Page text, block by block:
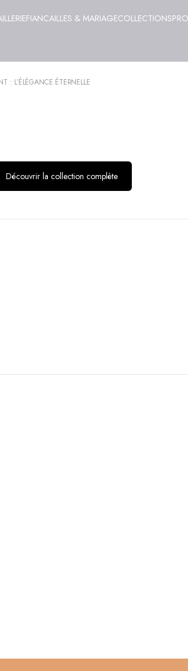
FIANCAILLES & MARIAGECOLLECTIONS
: L’ÉLÉGANCE ÉTERNELLE
Découvrir la collection complète